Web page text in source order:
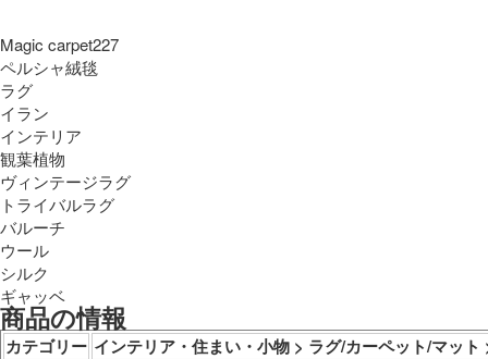
Magic carpet227
ペルシャ絨毯
ラグ
イラン
インテリア
観葉植物
ヴィンテージラグ
トライバルラグ
バルーチ
ウール
シルク
ギャッベ
商品の情報
カテゴリー インテリア・住まい・小物 > ラグ/カーペット/マット